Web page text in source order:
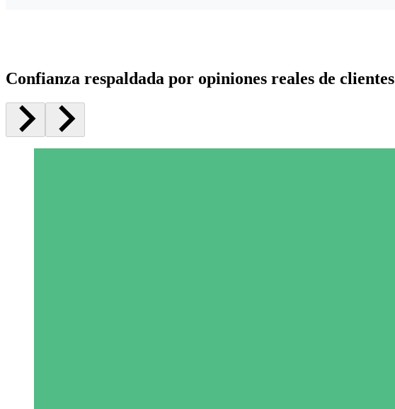
Confianza respaldada por opiniones reales de clientes